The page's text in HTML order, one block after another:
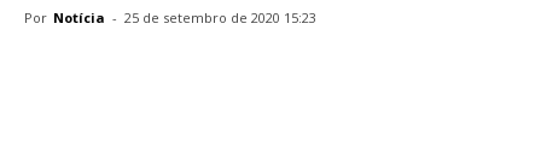
Por Notícia - 25 de setembro de 2020 15:23